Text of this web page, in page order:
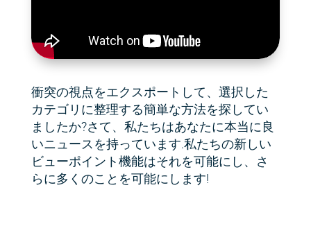
衝突の視点をエクスポートして、選択した
カテゴリに整理する簡単な方法を探してい
ましたか?さて、私たちはあなたに本当に良
いニュースを持っています.私たちの新しい
ビューポイント機能はそれを可能にし、さ
らに多くのことを可能にします!